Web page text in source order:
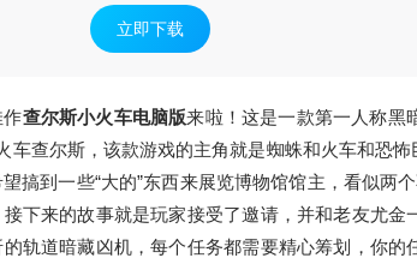
立即下载
作查尔斯小火车电脑版来啦！这是一款第一人称黑
车查尔斯，该款游戏的主角就是蜘蛛和火车和恐
搞到一些“大的”东西来展览博物馆馆主，看似
下来的故事就是玩家接受了邀请，并和老友尤
轨道暗藏凶机，每个任务都需要精心筹划，你